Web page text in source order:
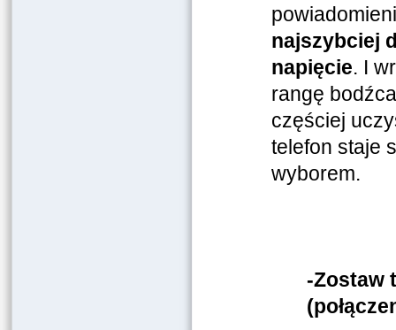
najszybciej
napięcie. I
rangę
częściej
telefon staje
wyborem.
-Zostaw